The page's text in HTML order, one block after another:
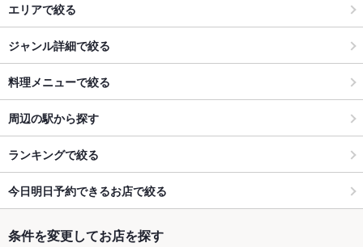
エリアで絞る
ジャンル詳細で絞る
料理メニューで絞る
周辺の駅から探す
ランキングで絞る
今日明日予約できるお店で絞る
条件を変更してお店を探す